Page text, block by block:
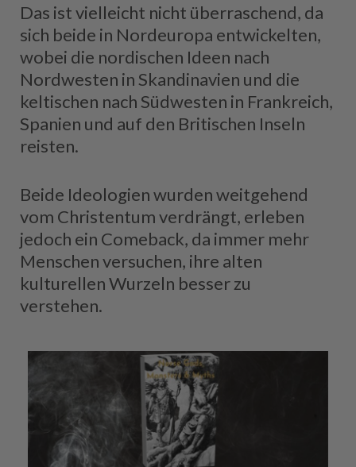
Das ist vielleicht nicht überraschend, da
sich beide in Nordeuropa entwickelten,
wobei die nordischen Ideen nach
Nordwesten in Skandinavien und die
keltischen nach Südwesten in Frankreich,
Spanien und auf den Britischen Inseln
reisten.
Beide Ideologien wurden weitgehend
vom Christentum verdrängt, erleben
jedoch ein Comeback, da immer mehr
Menschen versuchen, ihre alten
kulturellen Wurzeln besser zu
verstehen.